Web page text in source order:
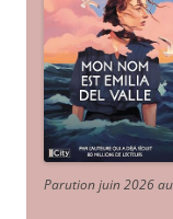
Parution juin 2026